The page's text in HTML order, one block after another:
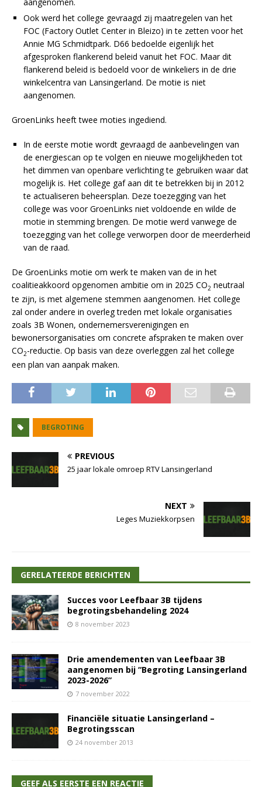
Ook werd het college gevraagd zij maatregelen van het
FOC (Factory Outlet Center in Bleizo) in te zetten voor het
Annie MG Schmidtpark. D66 bedoelde eigenlijk het
afgesproken flankerend beleid vanuit het FOC. Maar dit
flankerend beleid is bedoeld voor de winkeliers in de drie
winkelcentra van Lansingerland. De motie is niet
aangenomen.
GroenLinks heeft twee moties ingediend.
In de eerste motie wordt gevraagd de aanbevelingen van
de energiescan op te volgen en nieuwe mogelijkheden tot
het dimmen van openbare verlichting te gebruiken waar dat
mogelijk is. Het college gaf aan dit te betrekken bij in 2012
te actualiseren beheersplan. Deze toezegging van het
college was voor GroenLinks niet voldoende en wilde de
motie in stemming brengen. De motie werd vanwege de
toezegging van het college verworpen door de meerderheid
van de raad.
De GroenLinks motie om werk te maken van de in het
coalitieakkoord opgenomen ambitie om in 2025 CO2 neutraal
te zijn, is met algemene stemmen aangenomen. Het college
zal onder andere in overleg treden met lokale organisaties
zoals 3B Wonen, ondernemersverenigingen en
bewonersorganisaties om concrete afspraken te maken over
CO2-reductie. Op basis van deze overleggen zal het college
een plan van aanpak maken.
BEGROTING
PREVIOUS
25 jaar lokale omroep RTV Lansingerland
NEXT
Leges Muziekkorpsen
GERELATEERDE BERICHTEN
Succes voor Leefbaar 3B tijdens
begrotingsbehandeling 2024
8 november 2023
Drie amendementen van Leefbaar 3B
aangenomen bij “Begroting Lansingerland
2023-2026”
7 november 2022
Financiële situatie Lansingerland –
Begrotingsscan
24 november 2013
GEEF ALS EERSTE EEN REACTIE